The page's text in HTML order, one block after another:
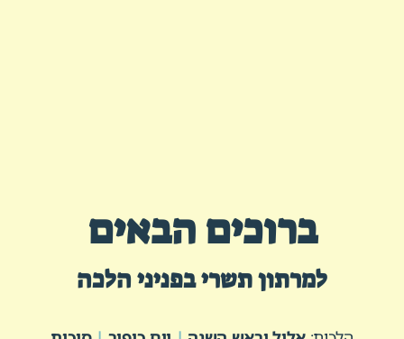
ברוכים הבאים
למרתון תשרי בפניני הלכה